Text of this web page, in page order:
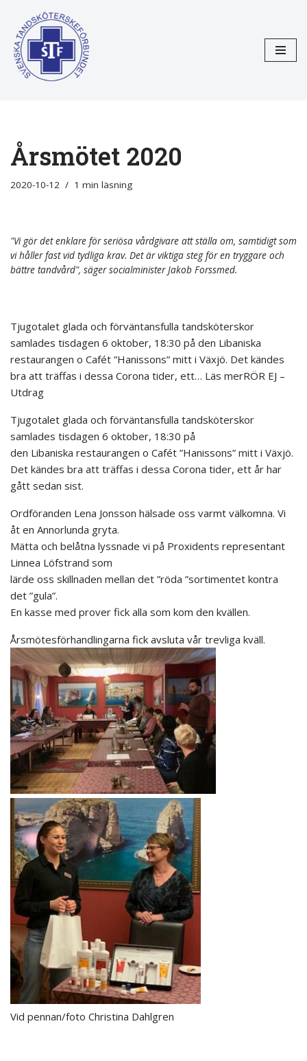
Hoppa
till
innehåll
Årsmötet 2020
2020-10-12 1 min läsning
"Vi gör det enklare för seriösa vårdgivare att ställa om, samtidigt som
vi håller fast vid tydliga krav. Det är viktiga steg för en tryggare och
bättre tandvård", säger socialminister Jakob Forssmed.
Tjugotalet glada och förväntansfulla tandsköterskor
samlades tisdagen 6 oktober, 18:30 på den Libaniska
restaurangen o Cafét ”Hanissons” mitt i Växjö. Det kändes
bra att träffas i dessa Corona tider, ett… Läs merRÖR EJ –
Utdrag
Tjugotalet glada och förväntansfulla tandsköterskor
samlades tisdagen 6 oktober, 18:30 på
den Libaniska restaurangen o Cafét ”Hanissons” mitt i Växjö.
Det kändes bra att träffas i dessa Corona tider, ett år har
gått sedan sist.
Ordföranden Lena Jonsson hälsade oss varmt välkomna. Vi
åt en Annorlunda gryta.
Mätta och belåtna lyssnade vi på Proxidents representant
Linnea Löfstrand som
lärde oss skillnaden mellan det ”röda ”sortimentet kontra
det ”gula”.
En kasse med prover fick alla som kom den kvällen.
Årsmötesförhandlingarna fick avsluta vår trevliga kväll.
Vid pennan/foto Christina Dahlgren